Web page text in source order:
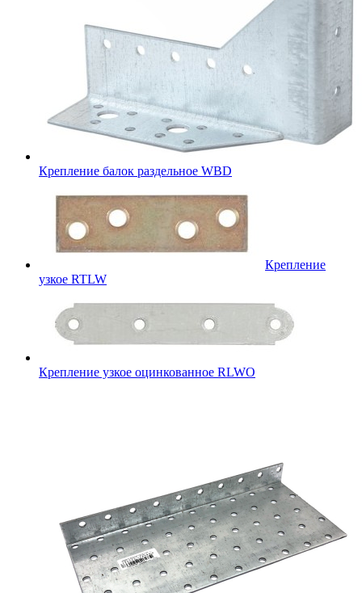
Крепление балок раздельное WBD
Крепление
узкое RTLW
Крепление узкое оцинкованное RLWO